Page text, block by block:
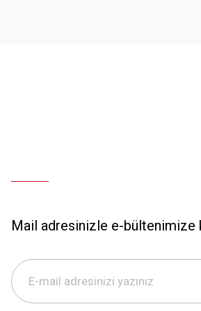
Mail adresinizle e-bültenimize